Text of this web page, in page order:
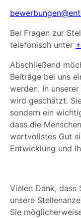
Bei Fragen zur
telefonisch unter
Abschließend
Beiträge bei uns
werden. In
wird geschätzt.
sondern ein
dass die
wertvollstes Gut
Entwicklung und
Vielen Dank, dass
unsere
Sie